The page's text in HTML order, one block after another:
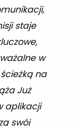
staje
w
na
Już
aplikacji
swój